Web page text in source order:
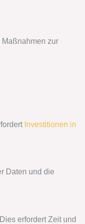
zur
Investitionen in
Daten und die
erfordert Zeit und